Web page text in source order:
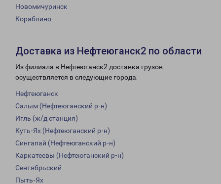
Новомичуринск
Кораблино
Доставка из Нефтеюганск2 по области
Из филиала в Нефтеюганск2 доставка грузов
осуществляется в следующие города:
Нефтеюганск
Салым (Нефтеюганский р-н)
Игль (ж/д станция)
Куть-Ях (Нефтеюганский р-н)
Сингапай (Нефтеюганский р-н)
Каркатеевы (Нефтеюганский р-н)
Сентябрьский
Пыть-Ях